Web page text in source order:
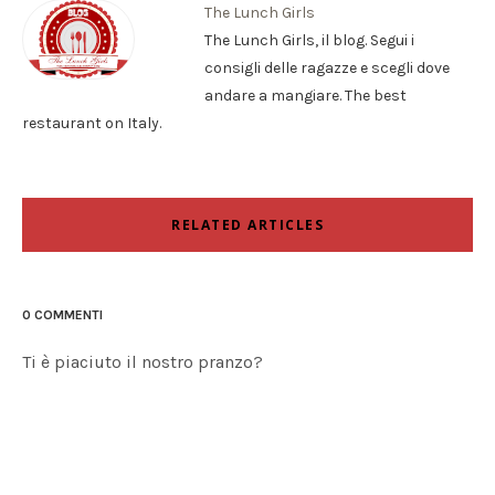
The Lunch Girls
The Lunch Girls, il blog. Segui i
consigli delle ragazze e scegli dove
andare a mangiare. The best
restaurant on Italy.
RELATED ARTICLES
0 COMMENTI
Ti è piaciuto il nostro pranzo?